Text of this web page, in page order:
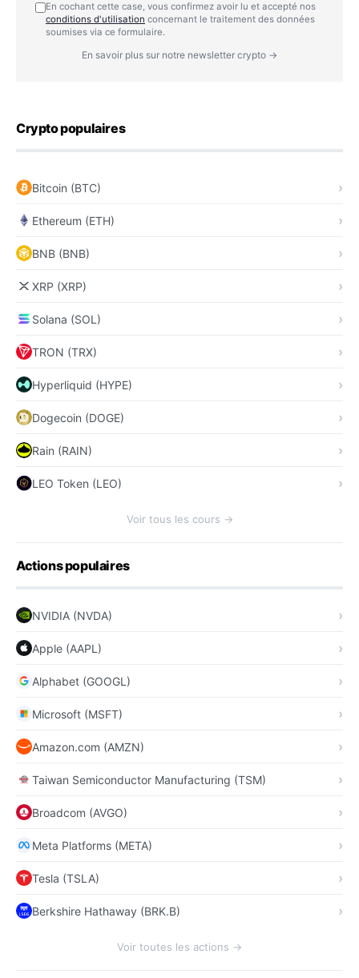
En cochant cette case, vous confirmez avoir lu et accepté nos
conditions d'utilisation concernant le traitement des données
soumises via ce formulaire.
En savoir plus sur notre newsletter crypto →
Crypto populaires
Bitcoin (BTC)
Ethereum (ETH)
BNB (BNB)
XRP (XRP)
Solana (SOL)
TRON (TRX)
Hyperliquid (HYPE)
Dogecoin (DOGE)
Rain (RAIN)
LEO Token (LEO)
Voir tous les cours →
Actions populaires
NVIDIA (NVDA)
Apple (AAPL)
Alphabet (GOOGL)
Microsoft (MSFT)
Amazon.com (AMZN)
Taiwan Semiconductor Manufacturing (TSM)
Broadcom (AVGO)
Meta Platforms (META)
Tesla (TSLA)
Berkshire Hathaway (BRK.B)
Voir toutes les actions →